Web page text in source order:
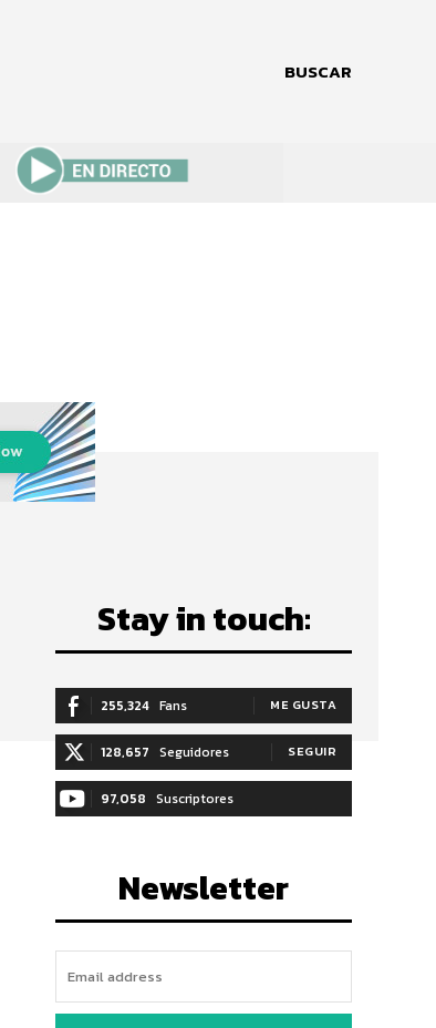
BUSCAR
Stay in touch:
255,324 Fans ME GUSTA
128,657 Seguidores SEGUIR
97,058 Suscriptores
Newsletter